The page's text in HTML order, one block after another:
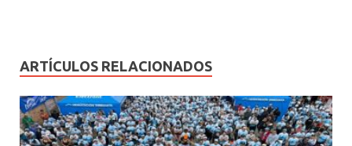
ARTÍCULOS RELACIONADOS